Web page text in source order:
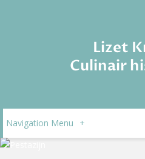
Lizet
Culinair
Navigation Menu +